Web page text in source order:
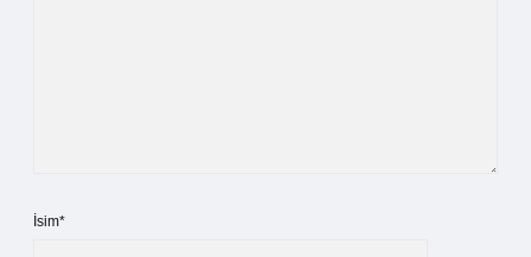
İsim*